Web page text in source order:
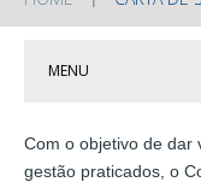
MENU
Com o objetivo de dar
gestão praticados, o